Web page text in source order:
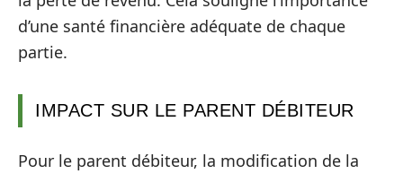
d’une santé financière adéquate de chaque
partie.
IMPACT SUR LE PARENT DÉBITEUR
Pour le parent débiteur, la modification de la